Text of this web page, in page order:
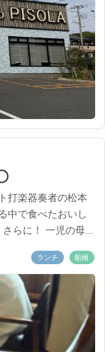
打楽器奏者の松本
中で食べたおいし
らに！ 一児の母...
ランチ 船橋